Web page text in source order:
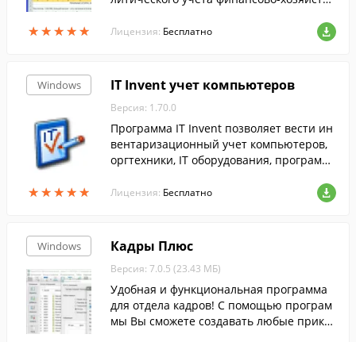
★★★★★
★★★★★
ятии. Сетевая версия.
Лицензия: Бесплатно
Windows
★★★★★
★★★★★
IT Invent учет компьютеров
Версия: 1.70.0
Программа IT Invent позволяет вести ин
вентаризационный учет компьютеров,
оргтехники, IT оборудования, программ
сходных материалов.
Лицензия: Бесплатно
Windows Кадры Плюс
Версия: 7.0.5 (23.43 МБ)
Удобная и функциональная программа
для отдела кадров! С помощью програм
мы Вы сможете создавать любые приказ